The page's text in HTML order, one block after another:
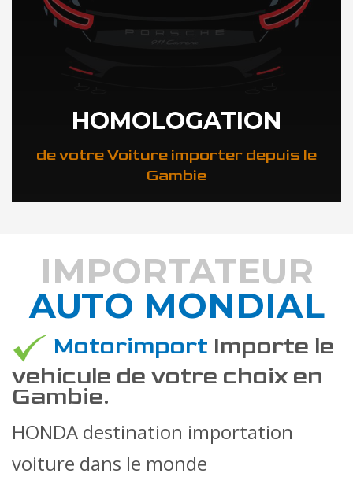
HOMOLOGATION
de votre Voiture importer depuis le
Gambie
DÉCOUVREZ COMMENT
IMPORTATEUR
AUTO MONDIAL
Motorimport Importe le
vehicule de votre choix en
Gambie.
HONDA destination importation
voiture dans le monde